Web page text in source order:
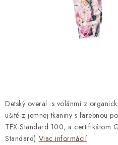
Detský overal s volánmi z
ušité z jemnej tkaniny s farebnou
TEX Standard 100, a certifikátom
Standard) Viac informácií